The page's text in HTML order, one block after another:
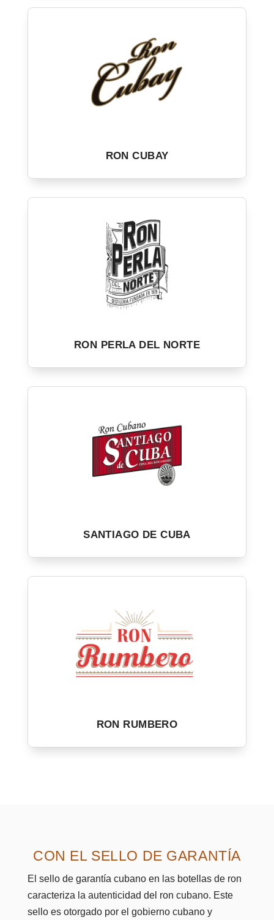
RON CUBAY
RON PERLA DEL NORTE
SANTIAGO DE CUBA
RON RUMBERO
CON EL SELLO DE GARANTÍA
El sello de garantía cubano en las botellas de ron
caracteriza la autenticidad del ron cubano. Este
sello es otorgado por el gobierno cubano y